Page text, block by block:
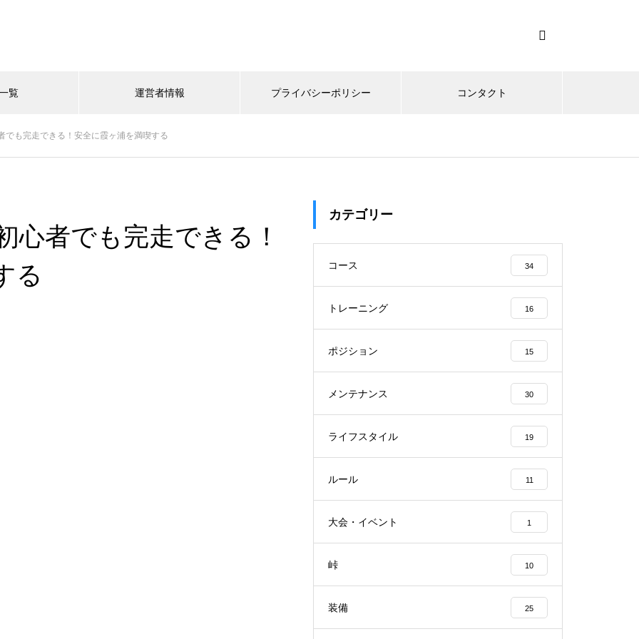
覧 運営者情報 プライバシーポリシー コンタクト
でも完走できる！安全に霞ヶ浦を満喫する
心者でも完走できる！
る
カテゴリー
コース 34
トレーニング 16
ポジション 15
メンテナンス 30
ライフスタイル 19
ルール 11
大会・イベント 1
峠 10
装備 25